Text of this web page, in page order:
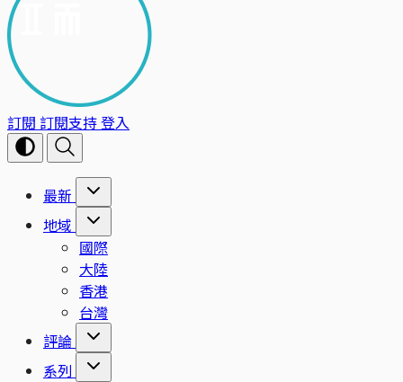
訂閱 訂閱支持登入
最新
地域
國際
大陸
香港
台灣
評論
系列